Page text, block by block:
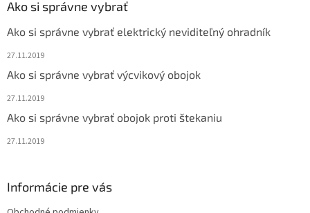
Ako si správne vybrať
Ako si správne vybrať elektrický neviditeľný ohradník
27.11.2019
Ako si správne vybrať výcvikový obojok
27.11.2019
Ako si správne vybrať obojok proti štekaniu
27.11.2019
Informácie pre vás